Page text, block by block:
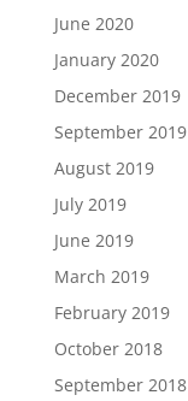
June 2020
January 2020
December 2019
September 2019
August 2019
July 2019
June 2019
March 2019
February 2019
October 2018
September 2018